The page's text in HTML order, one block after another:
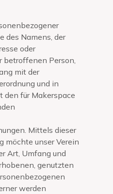
des Namens, der
oder
betroffenen Person,
mit der
und in
den für Makerspace
Mittels dieser
möchte unser Verein
Art, Umfang und
genutzten
werden